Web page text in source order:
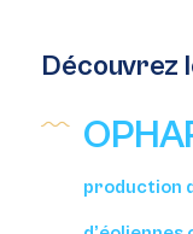
Découvrez
production